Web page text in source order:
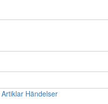
Artiklar Händelser